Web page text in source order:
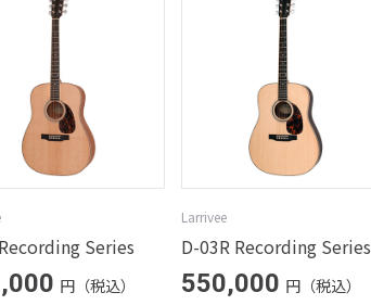
Series
円（税込）
Larrivee
D-03R Recording Series
550,000 円（税込）